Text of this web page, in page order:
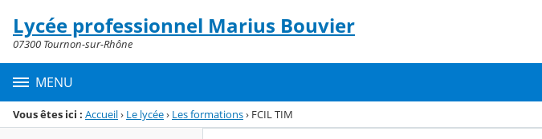
Menu de la rubrique
Contenu
Lycée professionnel Marius Bouvier
07300 Tournon-sur-Rhône
MENU
Vous êtes ici : Accueil› Le lycée› Les formations› FCIL TIM